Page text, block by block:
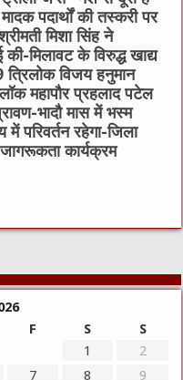
पदार्थों की तस्करी पर
मिशा सिंह ने
मिलावट के विरुद्ध खाद्य
9 त्रिलोक विजय हनुमान
महापौर प्रहलाद पटेल
भादौ मास में भस्म
रहेगा-जिला
जागरूकता कार्यक्रम
F S
S
1
2
7 8
9